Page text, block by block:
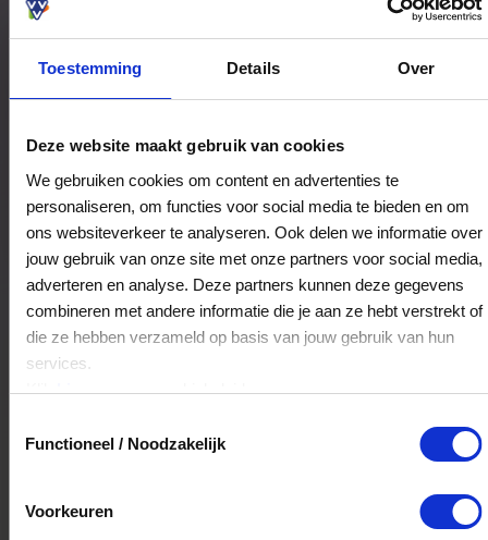
Toestemming Details Over
Deze website maakt gebruik van cookies
We gebruiken cookies om content en advertenties te
personaliseren, om functies voor social media te bieden en om
ons websiteverkeer te analyseren. Ook delen we informatie over
jouw gebruik van onze site met onze partners voor social media,
adverteren en analyse. Deze partners kunnen deze gegevens
combineren met andere informatie die je aan ze hebt verstrekt of
die ze hebben verzameld op basis van jouw gebruik van hun
services.
Klikhiervoor ons cookiebeleid.
Functioneel / Noodzakelijk
Voorkeuren
Bestedingslocaties
Boijlerweg 48
8392NJ Boijl
Veelgestelde Vragen
Kan ik het saldo in delen besteden?
Hoelang blijft mijn saldo geldig?